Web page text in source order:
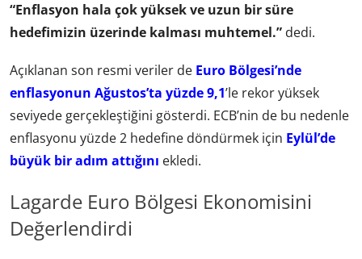
“Enflasyon hala çok yüksek ve uzun bir süre
hedefimizin üzerinde kalması muhtemel.” dedi.
Açıklanan son resmi veriler de Euro Bölgesi’nde
enflasyonun Ağustos’ta yüzde 9,1’le rekor yüksek
seviyede gerçekleştiğini gösterdi. ECB’nin de bu nedenle
enflasyonu yüzde 2 hedefine döndürmek için Eylül’de
büyük bir adım attığını ekledi.
Lagarde Euro Bölgesi Ekonomisini
Değerlendirdi